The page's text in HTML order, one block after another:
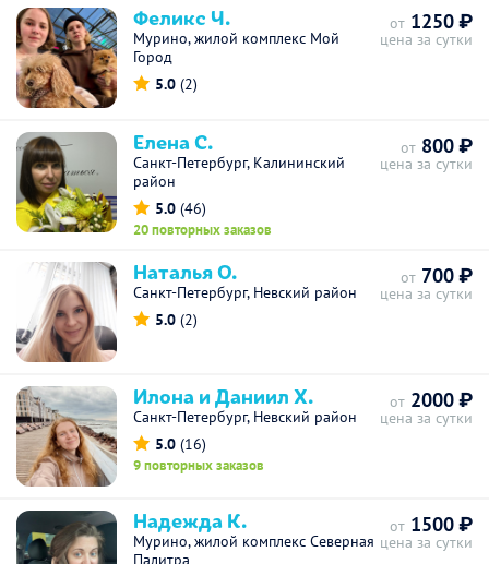
Феликс Ч.
Мурино, жилой комплекс Мой
Город
5.0 (2)
от 1250 ₽
цена за сутки
Елена С.
Санкт-Петербург, Калининский
район
5.0 (46)
20 повторных заказов
от 800 ₽
цена за сутки
Наталья О.
Санкт-Петербург, Невский район
5.0 (2)
от 700 ₽
цена за сутки
Илона и Даниил Х.
Санкт-Петербург, Невский район
5.0 (16)
9 повторных заказов
от 2000 ₽
цена за сутки
Надежда К.
Мурино, жилой комплекс Северная
Палитра
от 1500 ₽
цена за сутки